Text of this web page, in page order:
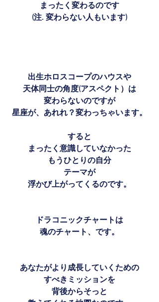
まったく変わるのです
(注. 変わらない人もいます)
出生ホロスコープのハウスや
天体同士の角度(アスペクト）は
変わらないのですが
星座が、あれれ？変わっちゃいます。
すると
まったく意識していなかった
もうひとりの自分
テーマが
浮かび上がってくるのです。
ドラコニックチャートは
魂のチャート、です。
あなたがより成長していくための
すべきミッションを
背後からそっと